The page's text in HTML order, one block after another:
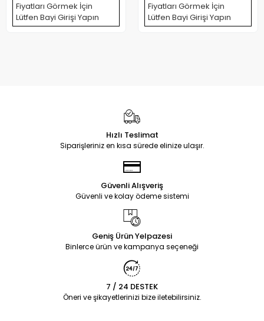
Fiyatları Görmek İçin
Lütfen Bayi Girişi Yapın
Fiyatları Görmek İçin
Lütfen Bayi Girişi Yapın
Hızlı Teslimat
Siparişleriniz en kısa sürede elinize ulaşır.
Güvenli Alışveriş
Güvenli ve kolay ödeme sistemi
Geniş Ürün Yelpazesi
Binlerce ürün ve kampanya seçeneği
7 / 24 DESTEK
Öneri ve şikayetlerinizi bize iletebilirsiniz.